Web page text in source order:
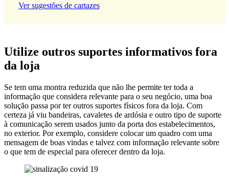
Ver sugestões de cartazes
Utilize outros suportes informativos fora
da loja
Se tem uma montra reduzida que não lhe permite ter toda a
informação que considera relevante para o seu negócio, uma boa
solução passa por ter outros suportes físicos fora da loja. Com
certeza já viu bandeiras, cavaletes de ardósia e outro tipo de suporte
à comunicação serem usados junto da porta dos estabelecimentos,
no exterior. Por exemplo, considere colocar um quadro com uma
mensagem de boas vindas e talvez com informação relevante sobre
o que tem de especial para oferecer dentro da loja.